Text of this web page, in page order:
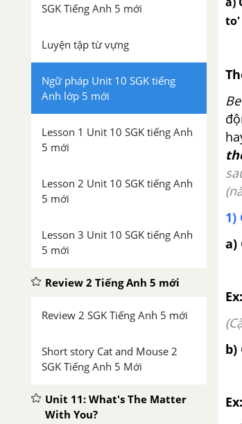
SGK Tiếng Anh 5 mới
Luyện tập từ vựng
Ngữ pháp Unit 10 SGK tiếng
Anh lớp 5 mới
Lesson 1 Unit 10 SGK tiếng Anh
5 mới
Lesson 2 Unit 10 SGK tiếng Anh
5 mới
Lesson 3 Unit 10 SGK tiếng Anh
5 mới
Review 2 Tiếng Anh 5 mới
Review 2 SGK Tiếng Anh 5 mới
Short story Cat and Mouse 2
SGK Tiếng Anh 5 Mới
Unit 11: What's The Matter
With You?
to'
1)
a)
Ex:
b)
Ex: